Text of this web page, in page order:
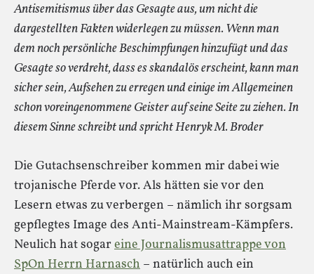
Antisemitismus über das Gesagte aus, um nicht die
dargestellten Fakten widerlegen zu müssen. Wenn man
dem noch persönliche Beschimpfungen hinzufügt und das
Gesagte so verdreht, dass es skandalös erscheint, kann man
sicher sein, Aufsehen zu erregen und einige im Allgemeinen
schon voreingenommene Geister auf seine Seite zu ziehen. In
diesem Sinne schreibt und spricht Henryk M. Broder
Die Gutachsenschreiber kommen mir dabei wie
trojanische Pferde vor. Als hätten sie vor den
Lesern etwas zu verbergen – nämlich ihr sorgsam
gepflegtes Image des Anti-Mainstream-Kämpfers.
Neulich hat sogar eine Journalismusattrappe von
SpOn Herrn Harnasch – natürlich auch ein